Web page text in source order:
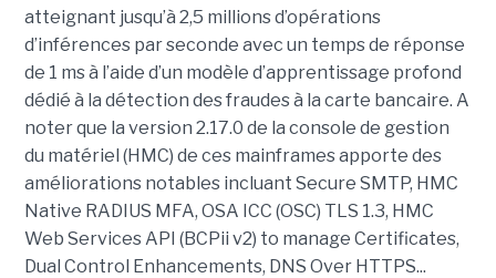
atteignant jusqu’à 2,5 millions d’opérations
d’inférences par seconde avec un temps de réponse
de 1 ms à l’aide d’un modèle d’apprentissage profond
dédié à la détection des fraudes à la carte bancaire. A
noter que la version 2.17.0 de la console de gestion
du matériel (HMC) de ces mainframes apporte des
améliorations notables incluant Secure SMTP, HMC
Native RADIUS MFA, OSA ICC (OSC) TLS 1.3, HMC
Web Services API (BCPii v2) to manage Certificates,
Dual Control Enhancements, DNS Over HTTPS...